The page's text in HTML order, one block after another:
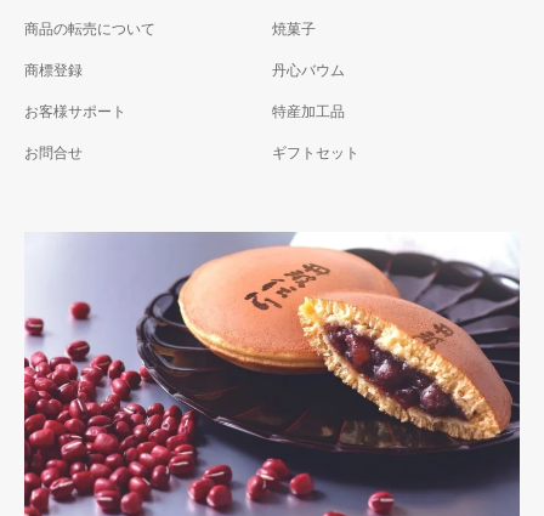
商品の転売について
商標登録
お客様サポート
お問合せ
焼菓子
丹心バウム
特産加工品
ギフトセット